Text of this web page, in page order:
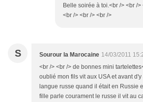
Belle soirée à toi.<br /> <br /
<br /> <br /> <br />
S Sourour la Marocaine 14/03/2011
<br /> <br /> de bonnes mini
oublié mon fils vit aux USA et avant
langue russe quand il était en Russie
fille parle courament le russe il vit au